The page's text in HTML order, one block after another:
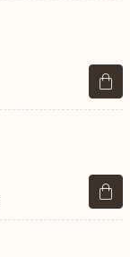
Voir
Voir